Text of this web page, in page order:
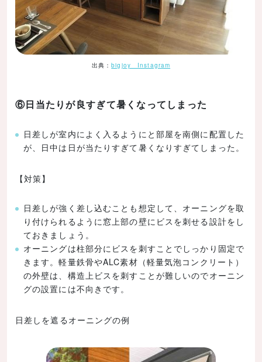
出典：bigjoy Instagram
⑥日当たりが良すぎて暑くなってしまった
日差しが室内によく入るようにと部屋を南側に配置した
が、日中は日が当たりすぎて暑くなりすぎてしまった。
【対策】
日差しが強く差し込むことも想定して、オーニングを取
り付けられるように窓上部の壁にビスを刺せる設計をし
ておきましょう。
オーニングは柱部分にビスを刺すことでしっかり固定で
きます。軽量鉄骨やALC素材（軽量気泡コンクリート）
の外壁は、構造上ビスを刺すことが難しいのでオーニン
グの設置には不向きです。
日差しを遮るオーニングの例